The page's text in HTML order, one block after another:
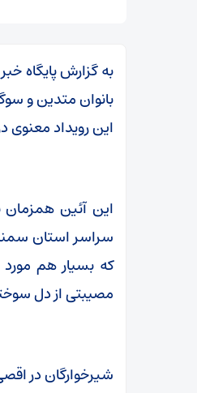
به گزارش پایگاه
بانوان متدین و
این رویداد معنوی
این آئین
سراسر استان
که بسیار هم
مصیبتی از دل
شیرخوارگان در
زمان آن فرا رسیده که به
واقعی را در پیش گیریم